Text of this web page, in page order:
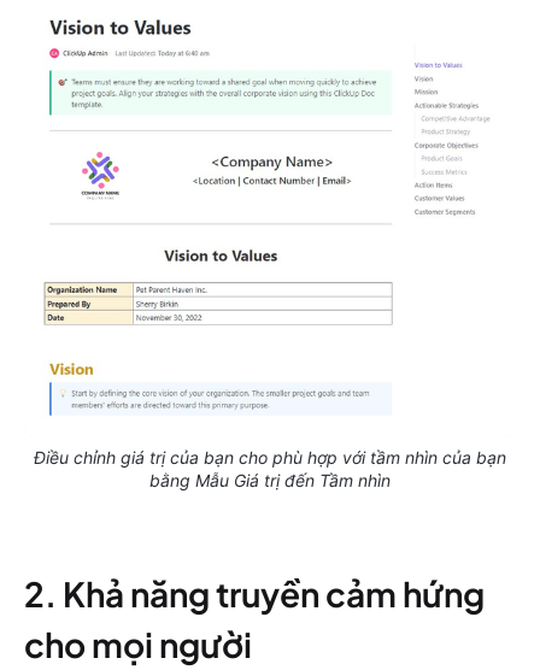
Điều chỉnh giá trị của bạn cho phù hợp với tầm nhìn của bạn
bằng Mẫu Giá trị đến Tầm nhìn
2. Khả năng truyền cảm hứng
cho mọi người